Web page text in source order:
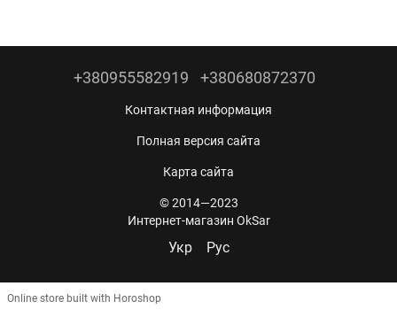
+380955582919 +380680872370
Контактная информация
Полная версия сайта
Карта сайта
© 2014—2023
Интернет-магазин OkSar
Укр Рус
Online store built with Horoshop